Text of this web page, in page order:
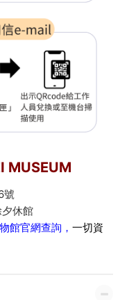
MUSEUM
號
休館
館官網查詢 ， 一切資